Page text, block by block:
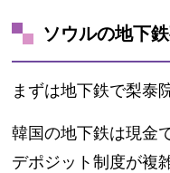
ソウルの地下
まずは地下鉄で梨泰
韓国の地下鉄は現金
デポジット制度が複